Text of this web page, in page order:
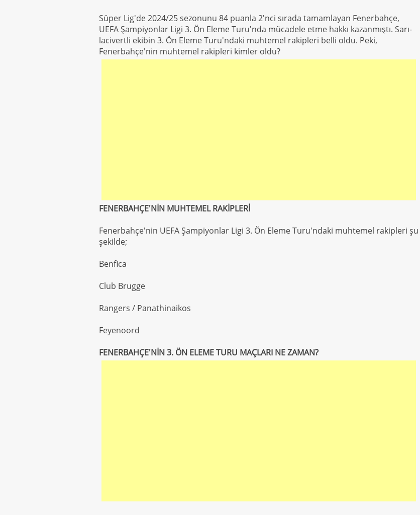
Süper Lig'de 2024/25 sezonunu 84 puanla 2'nci sırada tamamlayan Fenerbahçe,
UEFA Şampiyonlar Ligi 3. Ön Eleme Turu'nda mücadele etme hakkı kazanmıştı. Sarı-
lacivertli ekibin 3. Ön Eleme Turu'ndaki muhtemel rakipleri belli oldu. Peki,
Fenerbahçe'nin muhtemel rakipleri kimler oldu?
FENERBAHÇE'NİN MUHTEMEL RAKİPLERİ
Fenerbahçe'nin UEFA Şampiyonlar Ligi 3. Ön Eleme Turu'ndaki muhtemel rakipleri şu
şekilde;
Benfica
Club Brugge
Rangers / Panathinaikos
Feyenoord
FENERBAHÇE'NİN 3. ÖN ELEME TURU MAÇLARI NE ZAMAN?